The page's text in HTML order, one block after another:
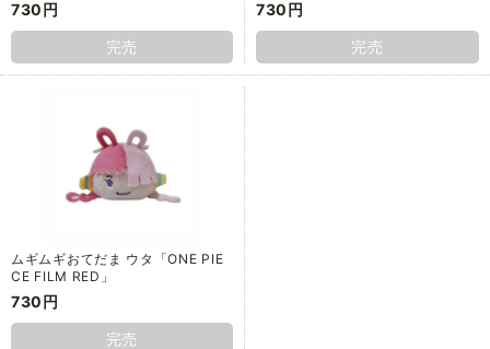
730円
完売
730円
完売
ムギムギおてだま ウタ「ONE PIE
CE FILM RED」
730円
完売